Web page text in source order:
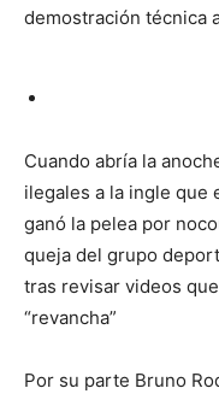
demostración técnica
Cuando abría la
ilegales a la ingle que
ganó la pelea por
queja del grupo
tras revisar videos
“revancha”
Por su parte Bruno